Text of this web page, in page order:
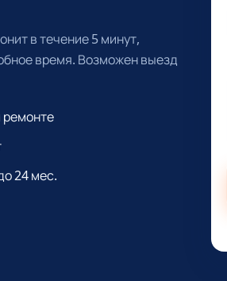
в течение 5 минут,
время. Возможен выезд
ремонте
24 мес.